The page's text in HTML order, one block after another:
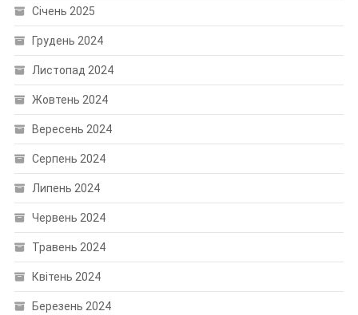
Січень 2025
Грудень 2024
Листопад 2024
Жовтень 2024
Вересень 2024
Серпень 2024
Липень 2024
Червень 2024
Травень 2024
Квітень 2024
Березень 2024